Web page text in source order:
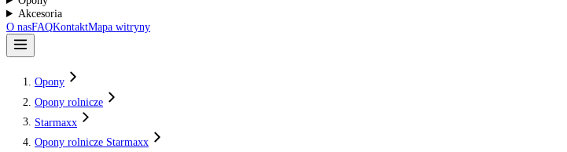
Opony detaliczne i hurtowe dla każdego.
Opony
O nasFAQKontakt
Opony